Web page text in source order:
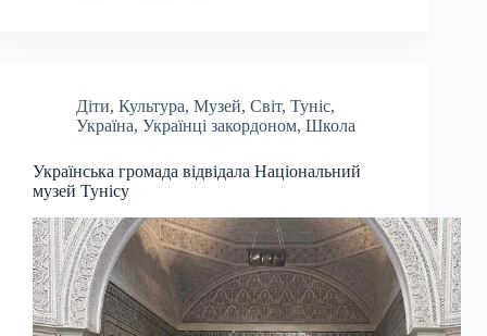
Діти, Культура, Музей, Світ, Туніс,
Україна, Українці закордоном, Школа
Українська громада відвідала Національний
музей Тунісу